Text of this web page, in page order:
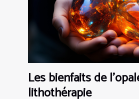
Les bienfaits de
lithothérapie